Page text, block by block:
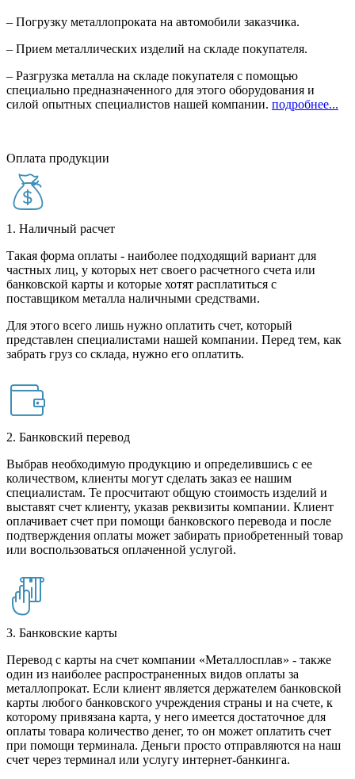
– Погрузку металлопроката на автомобили заказчика.
– Прием металлических изделий на складе покупателя.
– Разгрузка металла на складе покупателя с помощью
специально предназначенного для этого оборудования и
силой опытных специалистов нашей компании. подробнее...
Оплата продукции
1. Наличный расчет
Такая форма оплаты - наиболее подходящий вариант для
частных лиц, у которых нет своего расчетного счета или
банковской карты и которые хотят расплатиться с
поставщиком металла наличными средствами.
Для этого всего лишь нужно оплатить счет, который
представлен специалистами нашей компании. Перед тем, как
забрать груз со склада, нужно его оплатить.
2. Банковский перевод
Выбрав необходимую продукцию и определившись с ее
количеством, клиенты могут сделать заказ ее нашим
специалистам. Те просчитают общую стоимость изделий и
выставят счет клиенту, указав реквизиты компании. Клиент
оплачивает счет при помощи банковского перевода и после
подтверждения оплаты может забирать приобретенный товар
или воспользоваться оплаченной услугой.
3. Банковские карты
Перевод с карты на счет компании «Металлосплав» - также
один из наиболее распространенных видов оплаты за
металлопрокат. Если клиент является держателем банковской
карты любого банковского учреждения страны и на счете, к
которому привязана карта, у него имеется достаточное для
оплаты товара количество денег, то он может оплатить счет
при помощи терминала. Деньги просто отправляются на наш
счет через терминал или услугу интернет-банкинга.